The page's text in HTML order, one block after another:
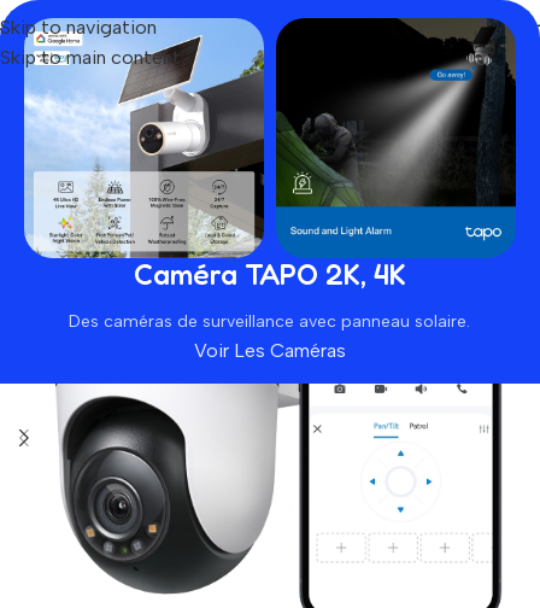
Skip to navigation
Skip to main content
Caméra TAPO 2K, 4K
Des caméras de surveillance avec panneau solaire.
Voir Les Caméras
Home Produit Tapo C500 V2